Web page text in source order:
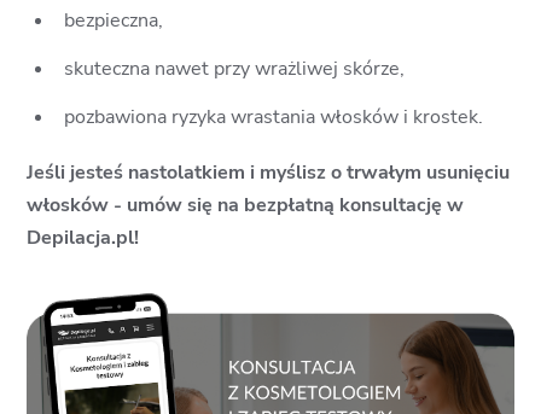
bezpieczna,
skuteczna nawet przy wrażliwej skórze,
pozbawiona ryzyka wrastania włosków i krostek.
Jeśli jesteś nastolatkiem i myślisz o trwałym usunięciu
włosków - umów się na bezpłatną konsultację w
Depilacja.pl!